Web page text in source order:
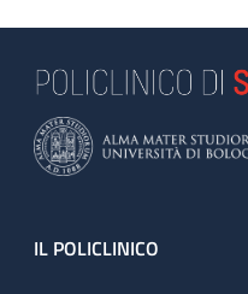
Footer
IL POLICLINICO